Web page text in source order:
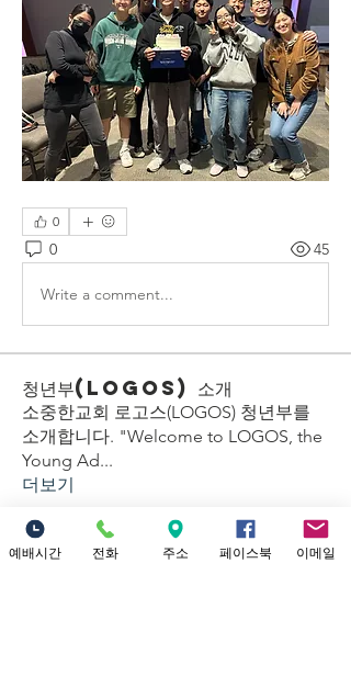
0
0 45
Write a comment...
청년부(LOGOS) 소개
소중한교회 로고스(LOGOS) 청년부를
소개합니다. "Welcome to LOGOS, the
Young Ad...
더보기
예배시간 전화 주소 페이스북 이메일